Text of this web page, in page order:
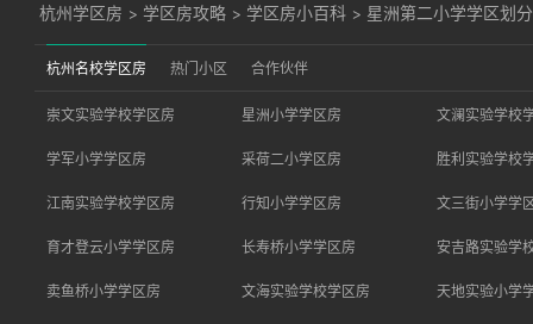
杭州学区房 > 学区房攻略 > 学区房小百科 > 星洲第二小学学区划分
杭州名校学区房 热门小区 合作伙伴
崇文实验学校学区房 星洲小学学区房 文澜实验学校
学军小学学区房 采荷二小学区房 胜利实验学校
江南实验学校学区房 行知小学学区房 文三街小学学
育才登云小学学区房 长寿桥小学学区房 安吉路实验学
卖鱼桥小学学区房 文海实验学校学区房 天地实验小学